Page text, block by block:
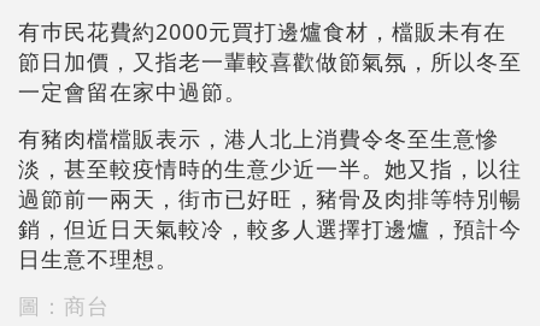
有巿民花費約2000元買打邊爐食材，檔販未有在
節日加價，又指老一輩較喜歡做節氣氛，所以冬至
一定會留在家中過節。
有豬肉檔檔販表示，港人北上消費令冬至生意慘
淡，甚至較疫情時的生意少近一半。她又指，以往
過節前一兩天，街市已好旺，豬骨及肉排等特別暢
銷，但近日天氣較冷，較多人選擇打邊爐，預計今
日生意不理想。
圖：商台